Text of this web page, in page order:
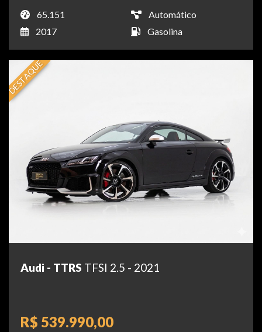
65.151
Automático
2017
Gasolina
DESTAQUE
Audi - TTRS TFSI 2.5 - 2021
R$ 539.990,00